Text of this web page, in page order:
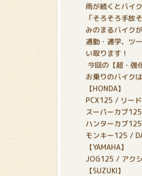
雨が続くとバイ
「そろそろ手放
みのまるバイク
通勤・通学、ツ
い取ります！
今回の【超・強
お乗りのバイク
【HONDA】
PCX125 / リー
スーパーカブ
ハンターカブ
モンキー125 /
【YAMAHA】
JOG125 / アク
【SUZUKI】